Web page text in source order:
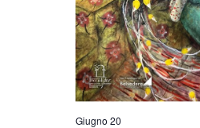
Giugno 20